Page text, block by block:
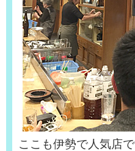
ここも伊勢で人気店で